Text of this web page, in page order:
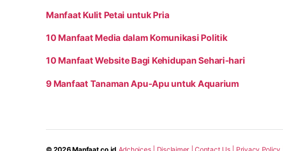
Manfaat Kulit Petai untuk Pria
10 Manfaat Media dalam Komunikasi Politik
10 Manfaat Website Bagi Kehidupan Sehari-hari
9 Manfaat Tanaman Apu-Apu untuk Aquarium